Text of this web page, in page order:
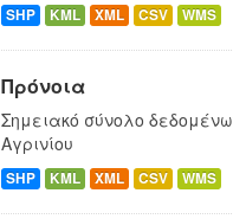
SHP KML XML CSV WMS
Πρόνοια
Σημειακό σύνολο
Αγρινίου
SHP KML XML CSV WMS